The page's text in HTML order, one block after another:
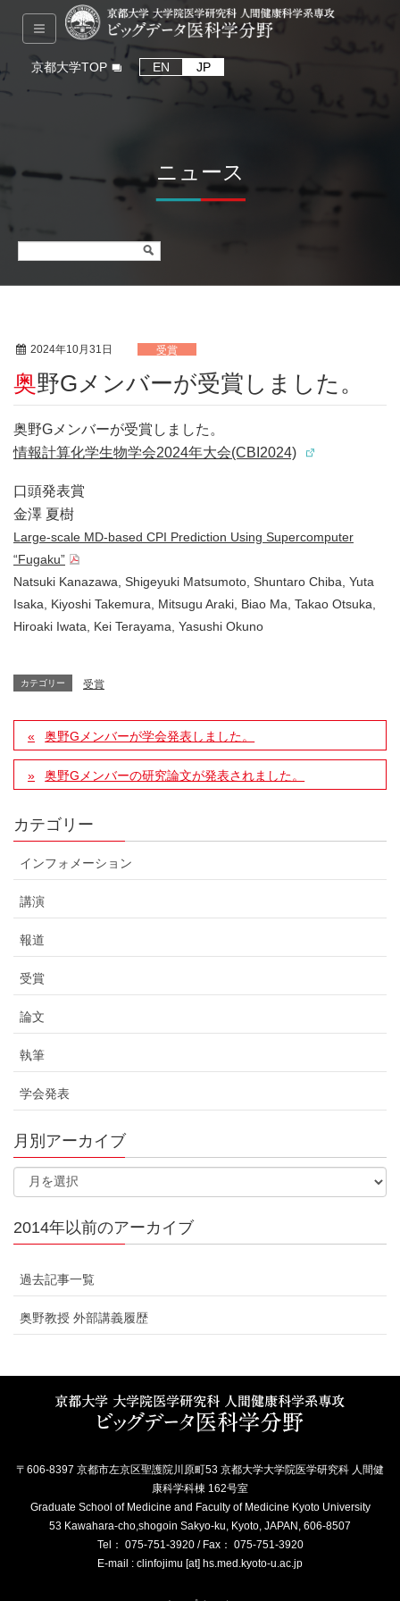
京都大学TOP EN JP
ニュース
2024年10月31日 受賞
奥野Gメンバーが受賞しました。
奥野Gメンバーが受賞しました。
情報計算化学生物学会2024年大会(CBI2024)
口頭発表賞
金澤 夏樹
Large-scale MD-based CPI Prediction Using Supercomputer
“Fugaku”
Natsuki Kanazawa, Shigeyuki Matsumoto, Shuntaro Chiba, Yuta
Isaka, Kiyoshi Takemura, Mitsugu Araki, Biao Ma, Takao Otsuka,
Hiroaki Iwata, Kei Terayama, Yasushi Okuno
カテゴリー 受賞
奥野Gメンバーが学会発表しました。
奥野Gメンバーの研究論文が発表されました。
カテゴリー
インフォメーション
講演
報道
受賞
論文
執筆
学会発表
月別アーカイブ
2014年以前のアーカイブ
過去記事一覧
奥野教授 外部講義履歴
〒606-8397 京都市左京区聖護院川原町53 京都大学大学院医学研究科 人間健
康科学科棟 162号室
Graduate School of Medicine and Faculty of Medicine Kyoto University
53 Kawahara-cho,shogoin Sakyo-ku, Kyoto, JAPAN, 606-8507
Tel： 075-751-3920 / Fax： 075-751-3920
E-mail : clinfojimu [at] hs.med.kyoto-u.ac.jp